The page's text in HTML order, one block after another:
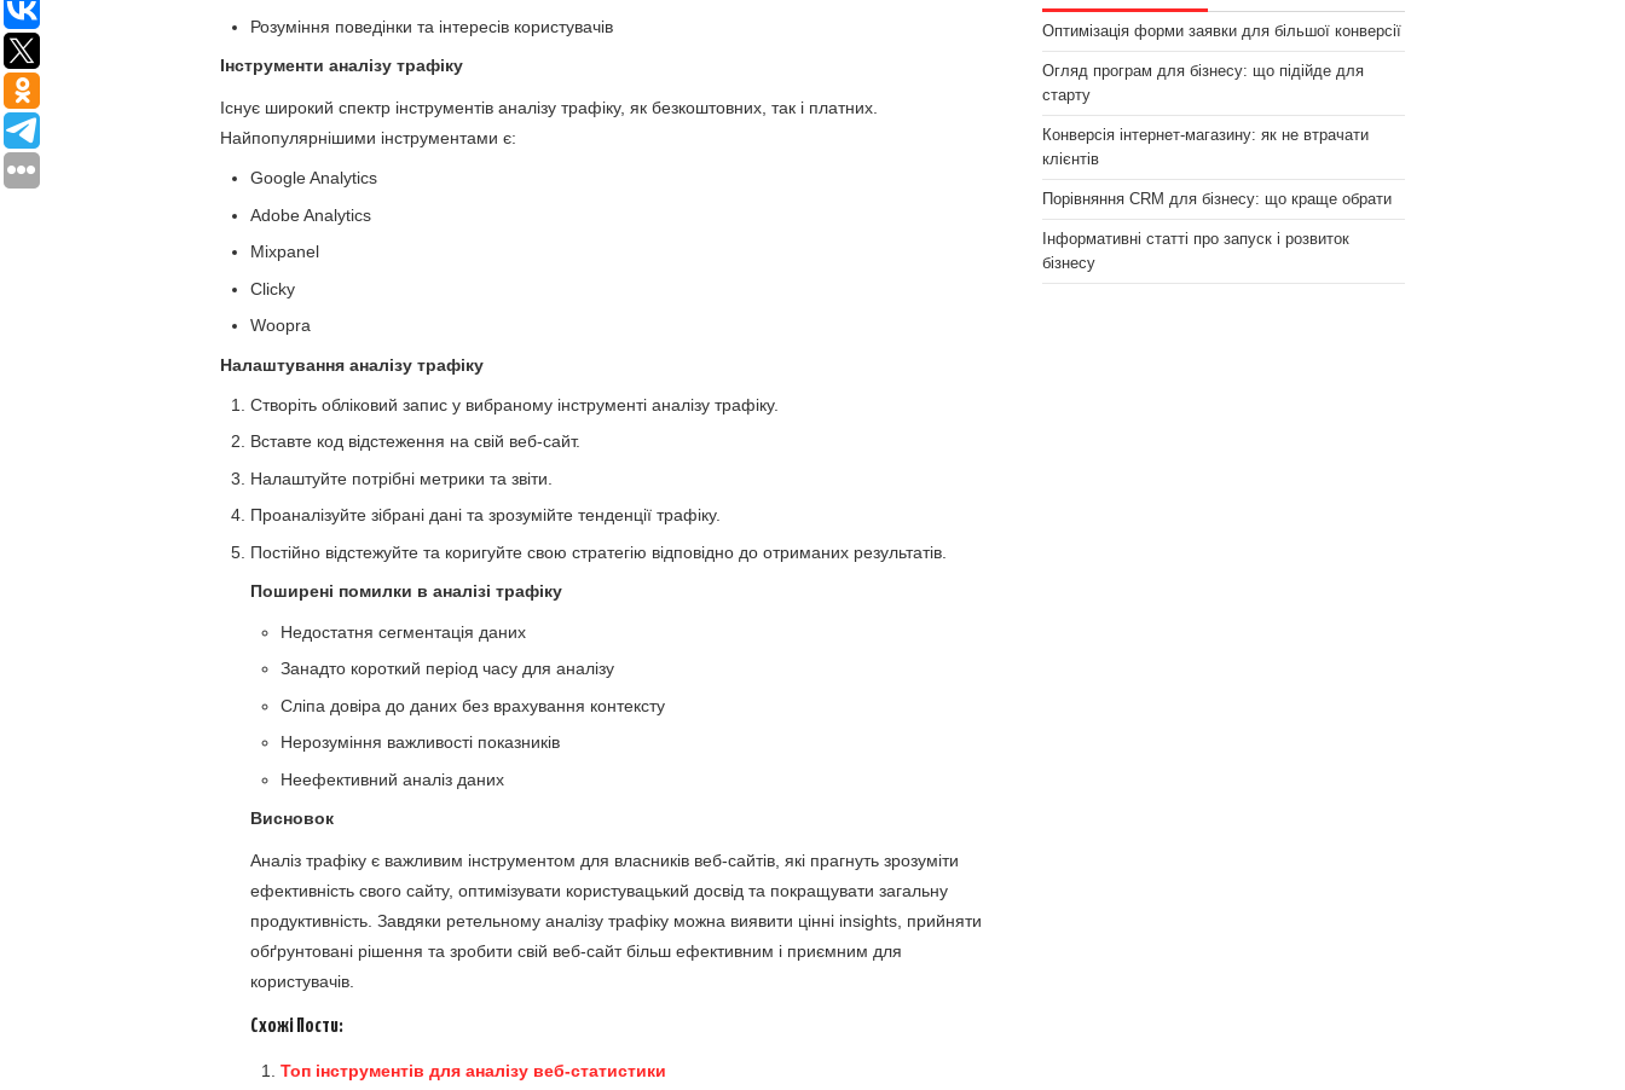
Розуміння поведінки та інтересів користувачів
Інструменти аналізу трафіку
Існує широкий спектр інструментів аналізу трафіку, як безкоштовних, так і платних.
Найпопулярнішими інструментами є:
Google Analytics
Adobe Analytics
Mixpanel
Clicky
Woopra
Налаштування аналізу трафіку
Створіть обліковий запис у вибраному інструменті аналізу трафіку.
Вставте код відстеження на свій веб-сайт.
Налаштуйте потрібні метрики та звіти.
Проаналізуйте зібрані дані та зрозумійте тенденції трафіку.
Постійно відстежуйте та коригуйте свою стратегію відповідно до отриманих результатів.
Поширені помилки в аналізі трафіку
Недостатня сегментація даних
Занадто короткий період часу для аналізу
Сліпа довіра до даних без врахування контексту
Нерозуміння важливості показників
Неефективний аналіз даних
Висновок
Аналіз трафіку є важливим інструментом для власників веб-сайтів, які прагнуть зрозуміти
ефективність свого сайту, оптимізувати користувацький досвід та покращувати загальну
продуктивність. Завдяки ретельному аналізу трафіку можна виявити цінні insights, прийняти
обґрунтовані рішення та зробити свій веб-сайт більш ефективним і приємним для
користувачів.
Схожі Пости:
Топ інструментів для аналізу веб-статистики
Оптимізація форми заявки для більшої конверсії
Огляд програм для бізнесу: що підійде для
старту
Конверсія інтернет-магазину: як не втрачати
клієнтів
Порівняння CRM для бізнесу: що краще обрати
Інформативні статті про запуск і розвиток
бізнесу